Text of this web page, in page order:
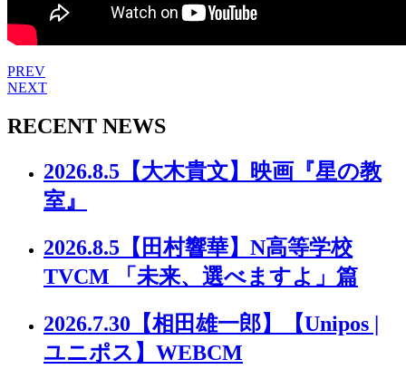
PREV
NEXT
RECENT NEWS
2026.8.5 【大木貴文】映画『星の教
室』
2026.8.5 【田村響華】N高等学校
TVCM 「未来、選べますよ」篇
2026.7.30 【相田雄一郎】【Unipos |
ユニポス】WEBCM